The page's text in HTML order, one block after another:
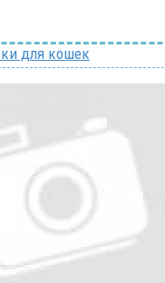
для кошек